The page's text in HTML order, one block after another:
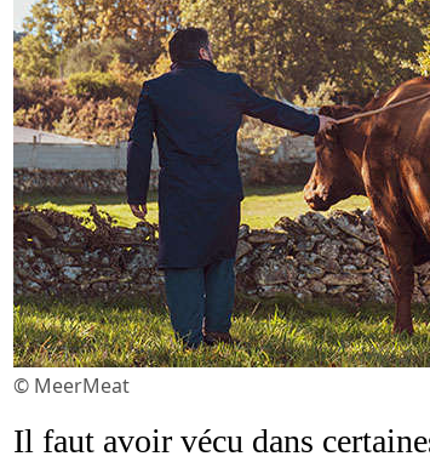
© MeerMeat
Il faut avoir vécu dans